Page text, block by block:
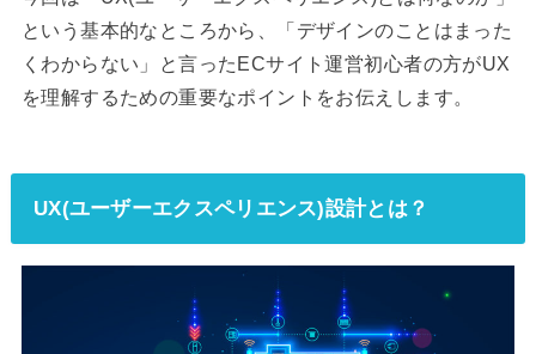
という基本的なところから、「デザインのことはまった
くわからない」と言ったECサイト運営初心者の方がUX
を理解するための重要なポイントをお伝えします。
UX(ユーザーエクスペリエンス)設計とは？